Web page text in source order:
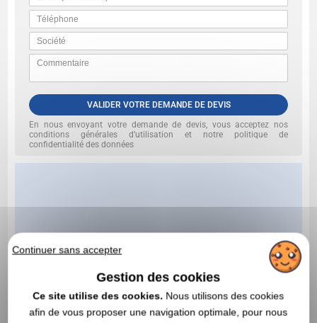
VALIDER VOTRE DEMANDE DE DEVIS
En nous envoyant votre demande de devis, vous acceptez nos
conditions générales d’utilisation et notre politique de
confidentialité des données
Continuer sans accepter
Gestion des cookies
Ce site utilise des cookies. Nous utilisons des cookies
afin de vous proposer une navigation optimale, pour nous